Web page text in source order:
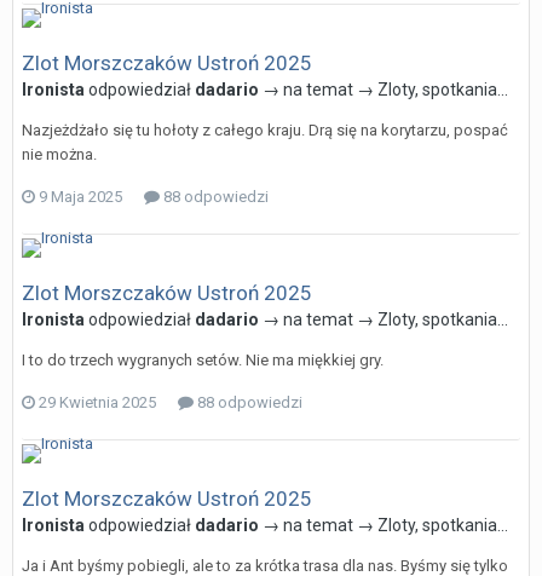
Zlot Morszczaków Ustroń 2025
Ironista odpowiedział dadario → na temat → Zloty, spotkania...
Nazjeżdżało się tu hołoty z całego kraju. Drą się na korytarzu, pospać
nie można.
9 Maja 2025 88 odpowiedzi
Zlot Morszczaków Ustroń 2025
Ironista odpowiedział dadario → na temat → Zloty, spotkania...
I to do trzech wygranych setów. Nie ma miękkiej gry.
29 Kwietnia 2025 88 odpowiedzi
Zlot Morszczaków Ustroń 2025
Ironista odpowiedział dadario → na temat → Zloty, spotkania...
Ja i Ant byśmy pobiegli, ale to za krótka trasa dla nas. Byśmy się tylko